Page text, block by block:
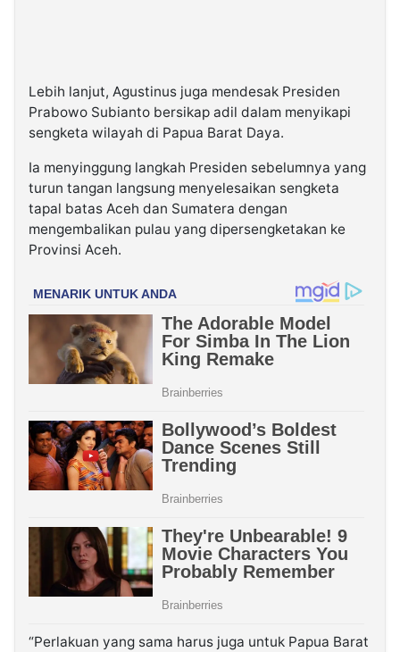
Lebih lanjut, Agustinus juga mendesak Presiden
Prabowo Subianto bersikap adil dalam menyikapi
sengketa wilayah di Papua Barat Daya.
Ia menyinggung langkah Presiden sebelumnya yang
turun tangan langsung menyelesaikan sengketa
tapal batas Aceh dan Sumatera dengan
mengembalikan pulau yang dipersengketakan ke
Provinsi Aceh.
“Perlakuan yang sama harus juga untuk Papua Barat